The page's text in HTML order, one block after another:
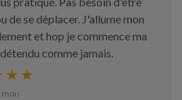
de se déplacer. J'allume mon
et hop je commence ma
comme jamais.
mois